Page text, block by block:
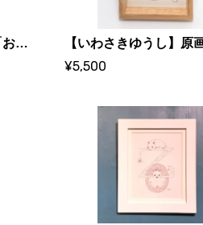
【いわさきゆうし】原画「おばけおばけ」
¥5,500